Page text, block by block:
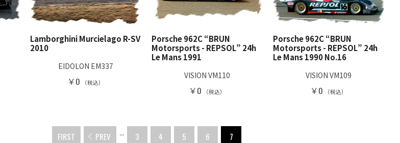
Lamborghini Murcielago R-SV
2010
EIDOLON EM337
￥0 （税込）
Porsche 962C “BRUN
Motorsports - REPSOL” 24h
Le Mans 1991
VISION VM110
￥0 （税込）
Porsche 962C “BRUN
Motorsports - REPSOL” 24h
Le Mans 1990 No.16
VISION VM109
￥0 （税込）
FIRST PREV ... 3 4 5 6 7